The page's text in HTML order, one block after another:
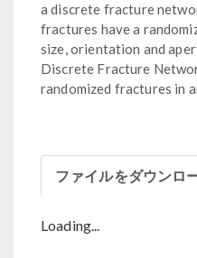
a discrete fracture
fractures have a
size, orientation and
Discrete Fracture
randomized fractures in
ファイルをダウンロ
Loading...